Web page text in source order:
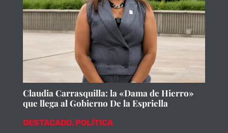
Claudia Carrasquilla: la «Dama de Hierro»
que llega al Gobierno De la Espriella
DESTACADO, POLÍTICA